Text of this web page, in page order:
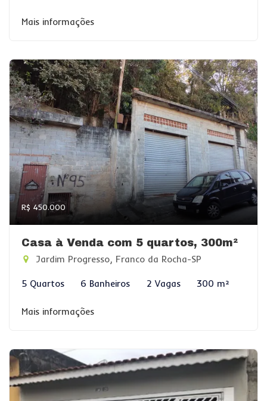
Mais informações
R$ 450.000
Casa à Venda com 5 quartos, 300m²
Jardim Progresso, Franco da Rocha-SP
5 Quartos 6 Banheiros 2 Vagas 300 m²
Mais informações